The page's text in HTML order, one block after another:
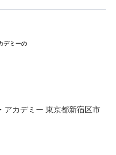
デミーの
アカデミー 東京都新宿区市